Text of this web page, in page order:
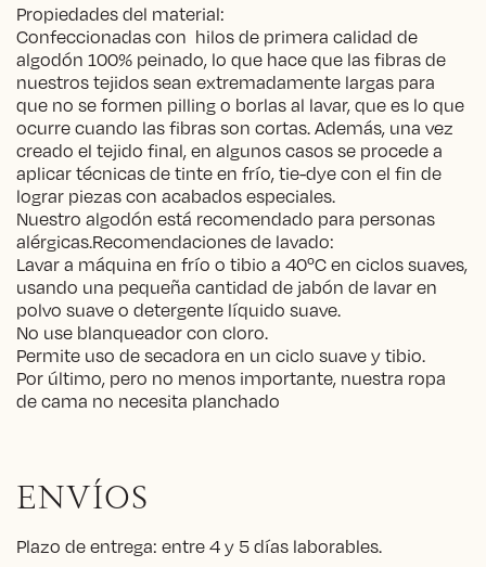
Propiedades del material:
Confeccionadas con hilos de primera calidad de
algodón 100% peinado, lo que hace que las fibras de
nuestros tejidos sean extremadamente largas para
que no se formen pilling o borlas al lavar, que es lo que
ocurre cuando las fibras son cortas. Además, una vez
creado el tejido final, en algunos casos se procede a
aplicar técnicas de tinte en frío, tie-dye con el fin de
lograr piezas con acabados especiales.
Nuestro algodón está recomendado para personas
alérgicas.Recomendaciones de lavado:
Lavar a máquina en frío o tibio a 40ºC en ciclos suaves,
usando una pequeña cantidad de jabón de lavar en
polvo suave o detergente líquido suave.
No use blanqueador con cloro.
Permite uso de secadora en un ciclo suave y tibio.
Por último, pero no menos importante, nuestra ropa
de cama no necesita planchado
ENVÍOS
Plazo de entrega: entre 4 y 5 días laborables.